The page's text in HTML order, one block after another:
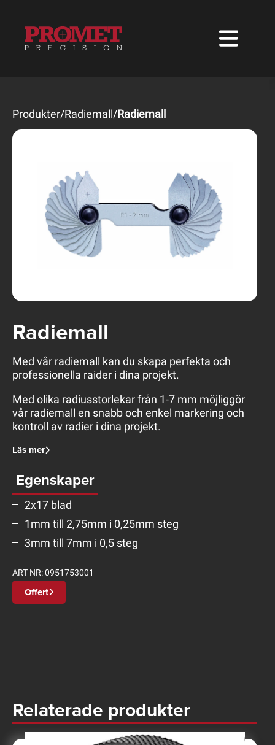
Produkter/Radiemall/Radiemall
Radiemall
Med vår radiemall kan du skapa perfekta och
professionella raider i dina projekt.
Med olika radiusstorlekar från 1-7 mm möjliggör
vår radiemall en snabb och enkel markering och
kontroll av radier i dina projekt.
Läs mer
Egenskaper
2x17 blad
1mm till 2,75mm i 0,25mm steg
3mm till 7mm i 0,5 steg
ART NR:0951753001
Offert
Relaterade produkter